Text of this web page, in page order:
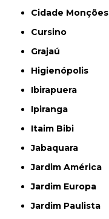
Cidade Monções
Cursino
Grajaú
Higienópolis
Ibirapuera
Ipiranga
Itaim Bibi
Jabaquara
Jardim América
Jardim Europa
Jardim Paulista